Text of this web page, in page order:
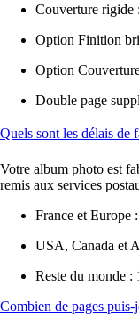
Couverture rigide
Option Finition
Option
Double page
Quels sont les délais
Votre album photo est
remis aux services
France et Europe
USA, Canada et
Reste du monde :
Combien de pages